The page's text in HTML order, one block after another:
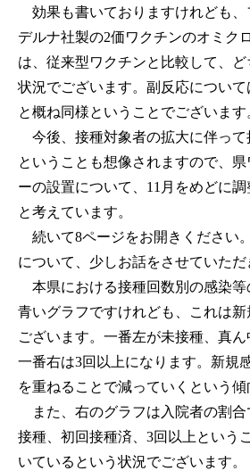
効果も書いておりますけれども、
デルナ社製の2価ワクチンのオミク
は、従来型ワクチンと比較して、ど
状況でございます。副反応につい
と概ね同様ということでございます
今後、接種対象者の拡大に伴って
ということも想像されますので、
ーの設置について、11月をめどに
と考えています。
続いて8ページをお開きください
について、少しお話をさせていただ
本県における接種回数別の感染等
青いグラフですけれども、これは
ございます。一番左が未接種、真ん
一番右は3回以上になります。新規
を重ねることで減っていくという傾
また、右のグラフは入院者の割合
接種、初回接種済、3回以上という
いているという状況でございます。